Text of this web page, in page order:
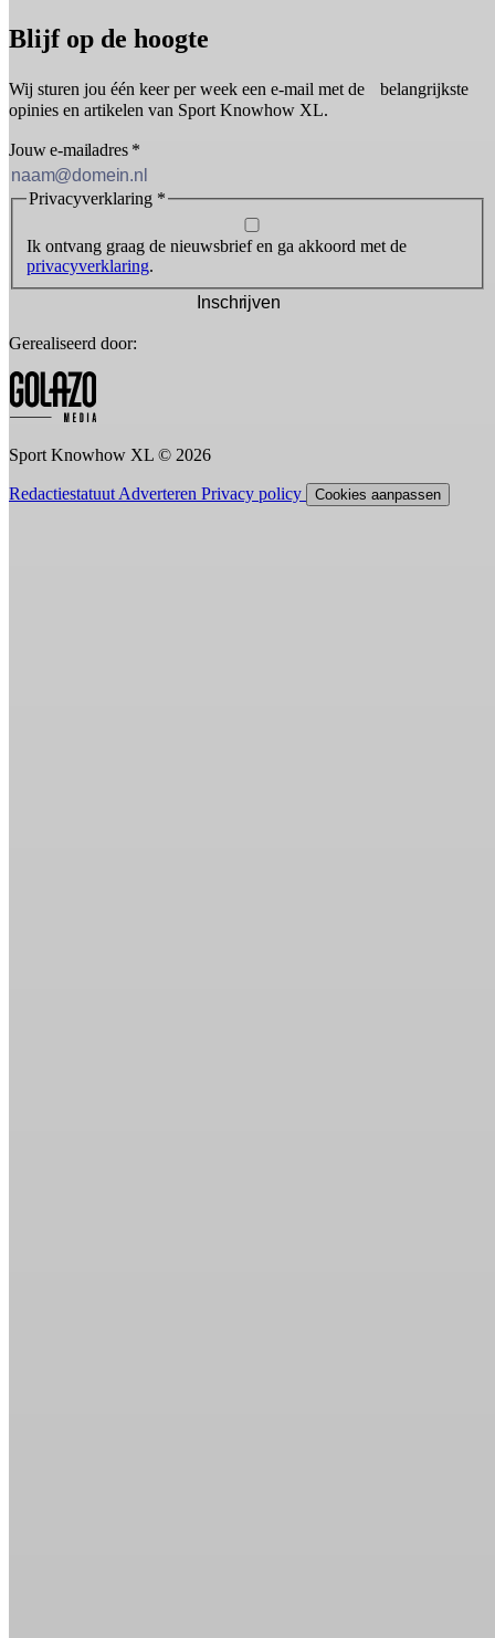
Blijf op de hoogte
Wij sturen jou één keer per week een e-mail met de belangrijkste
opinies en artikelen van Sport Knowhow XL.
Jouw e-mailadres *
Privacyverklaring *
Ik ontvang graag de nieuwsbrief en ga akkoord met de
privacyverklaring.
Inschrijven
Gerealiseerd door:
Sport Knowhow XL © 2026
Redactiestatuut Adverteren Privacy policy Cookies aanpassen